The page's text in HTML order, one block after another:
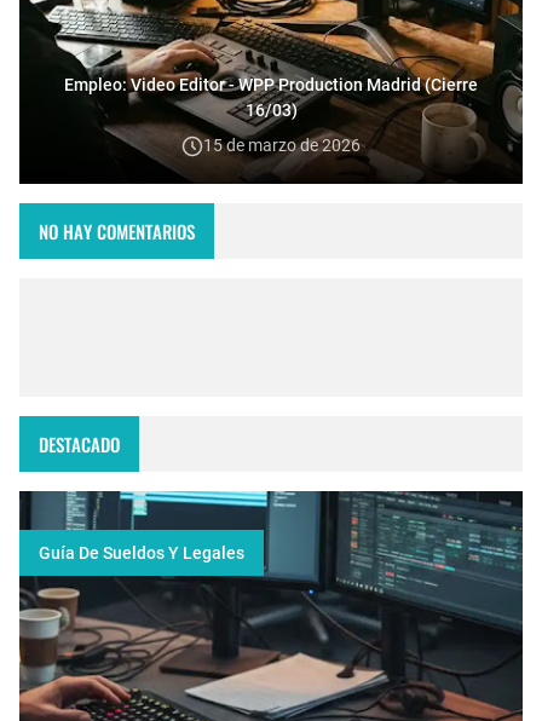
Empleo: Video Editor - WPP Production Madrid (Cierre
16/03)
15 de marzo de 2026
NO HAY COMENTARIOS
DESTACADO
Guía De Sueldos Y Legales